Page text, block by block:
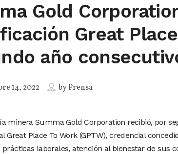
Gold
Great
año
14, 2022 byPrensa
minera Summa Gold Corporation recibió, por
Great Place To Work (GPTW), credencial
prácticas laborales, atención al bienestar de sus